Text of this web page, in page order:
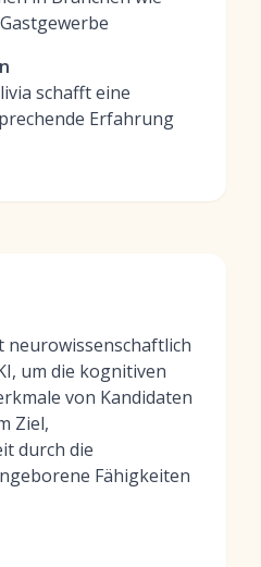
schafft eine
Erfahrung
neurowissenschaftlich
um die kognitiven
von Kandidaten
Ziel,
durch die
Fähigkeiten